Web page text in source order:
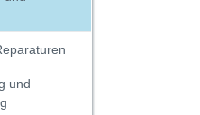
und